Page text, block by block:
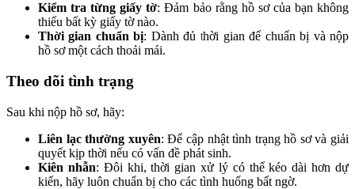
Kiểm tra từng giấy tờ: Đảm bảo rằng hồ sơ của bạn không
thiếu bất kỳ giấy tờ nào.
Thời gian chuẩn bị: Dành đủ thời gian để chuẩn bị và nộp
hồ sơ một cách thoải mái.
Theo dõi tình trạng
Sau khi nộp hồ sơ, hãy:
Liên lạc thường xuyên: Để cập nhật tình trạng hồ sơ và giải
quyết kịp thời nếu có vấn đề phát sinh.
Kiên nhẫn: Đôi khi, thời gian xử lý có thể kéo dài hơn dự
kiến, hãy luôn chuẩn bị cho các tình huống bất ngờ.